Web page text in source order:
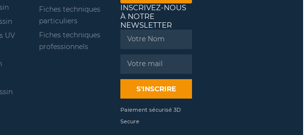
UV
Fiches techniques
particuliers
Fiches techniques
professionnels
INSCRIVEZ-NOUS
À NOTRE
NEWSLETTER
Name
Email
S'INSCRIRE
Paiement sécurisé 3D
Secure